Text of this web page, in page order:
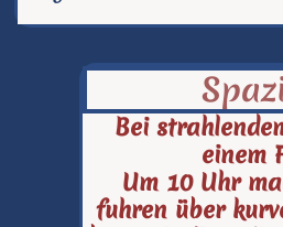
Bei
einem
Um 10 Uhr
fuhren über